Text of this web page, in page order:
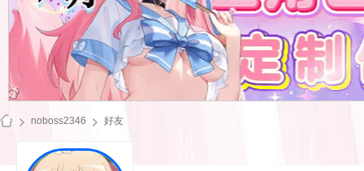
noboss2346 好友